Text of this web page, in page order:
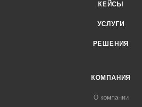
КЕЙСЫ
УСЛУГИ
РЕШЕНИЯ
КОМПАНИЯ
О компании